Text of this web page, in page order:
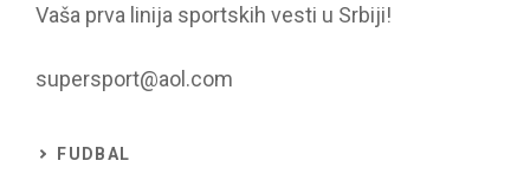
Vaša prva linija sportskih vesti u Srbiji!
supersport@aol.com
FUDBAL